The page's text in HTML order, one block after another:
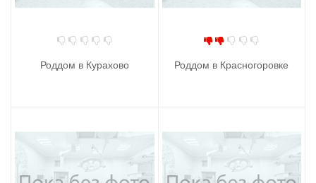
Роддом в Курахово Роддом в Красногоровке